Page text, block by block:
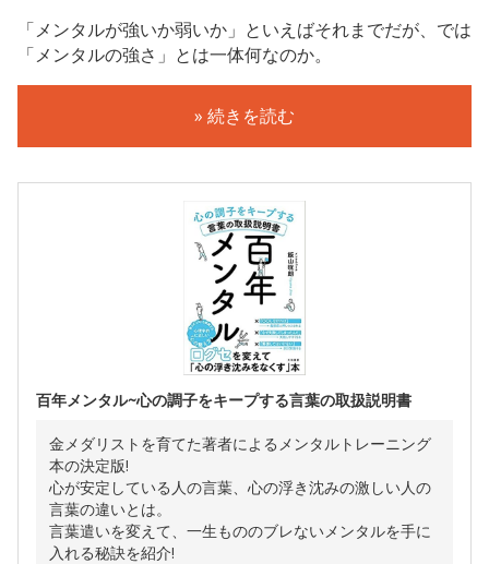
「メンタルが強いか弱いか」といえばそれまでだが、では
「メンタルの強さ」とは一体何なのか。
» 続きを読む
百年メンタル~心の調子をキープする言葉の取扱説明書
金メダリストを育てた著者によるメンタルトレーニング
本の決定版!
心が安定している人の言葉、心の浮き沈みの激しい人の
言葉の違いとは。
言葉遣いを変えて、一生もののブレないメンタルを手に
入れる秘訣を紹介!